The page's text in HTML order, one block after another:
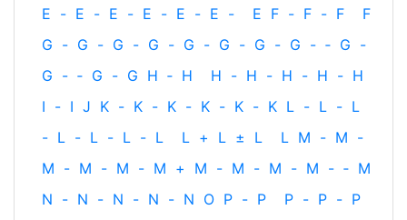
E - E - E - E - E - E - E F - F - F
F
G - G - G - G - G - G - G - G - ‐ G -
G - ‐ G - G H ‐ H H - H - H - H - H
I - I J K - K - K - K - K - K L - L - L
- L - L - L - L L + L ± L L M - M -
M - M - M - M + M - M - M - M - ‐ M
N - N - N - N - N O P - P P - P - P